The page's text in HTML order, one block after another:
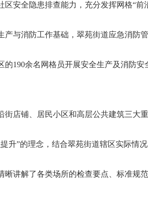
区安全隐患排查能力，充分发挥网格“
产与消防工作基础，翠苑街道应急消防
的190余名网格员开展安全生产及消防
街店铺、居民小区和高层公共建筑三大
升”的理念，结合翠苑街道辖区实际情
晰讲解了各类场所的检查要点、标准规